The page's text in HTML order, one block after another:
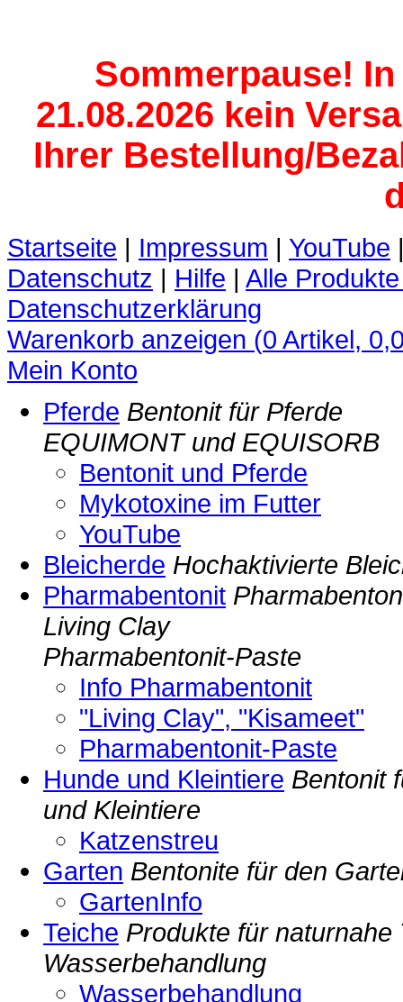
Sommerpause!
21.08.2026 kein
Ihrer Bestellung/
Startseite | Impressum | YouTube
Datenschutz | Hilfe | Alle
Datenschutzerklärung
Warenkorb anzeigen (0 Artikel,
Mein Konto
Pferde Bentonit für Pferde
EQUIMONT und EQUISORB
Bentonit und Pferde
Mykotoxine im Futter
YouTube
Bleicherde Hochaktivierte
Pharmabentonit
Living Clay
Pharmabentonit-Paste
Info Pharmabentonit
"Living Clay", "Kisameet"
Pharmabentonit-Paste
Hunde und Kleintiere Bentonit
und Kleintiere
Katzenstreu
Garten Bentonite für den
GartenInfo
Teiche Produkte für naturnahe
Wasserbehandlung
Wasserbehandlung